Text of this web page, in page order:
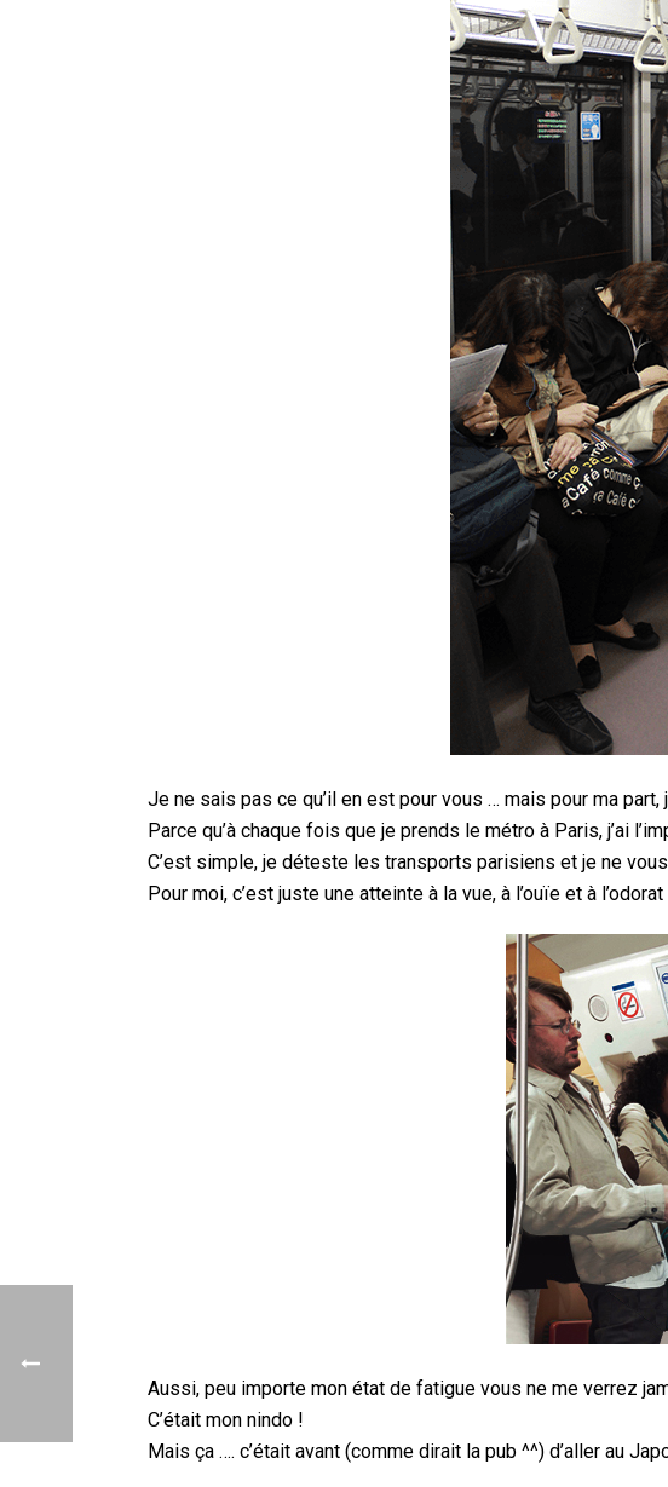
Je ne sais pas ce qu’il en est pour vous … mais pour ma
Parce qu’à chaque fois que je prends le métro à Paris, j’ai
C’est simple, je déteste les transports parisiens et je ne
Pour moi, c’est juste une atteinte à la vue, à l’ouïe et à
Aussi, peu importe mon état de fatigue vous ne me verrez
C’était mon nindo !
Mais ça …. c’était avant (comme dirait la pub ^^) d’aller au